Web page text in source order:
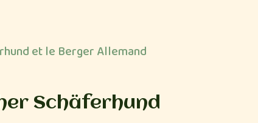
et le Berger Allemand
Schäferhund